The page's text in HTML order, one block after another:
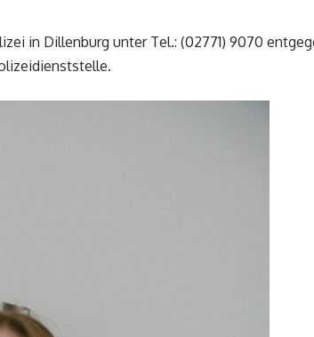
in Dillenburg unter Tel.: (02771) 9070